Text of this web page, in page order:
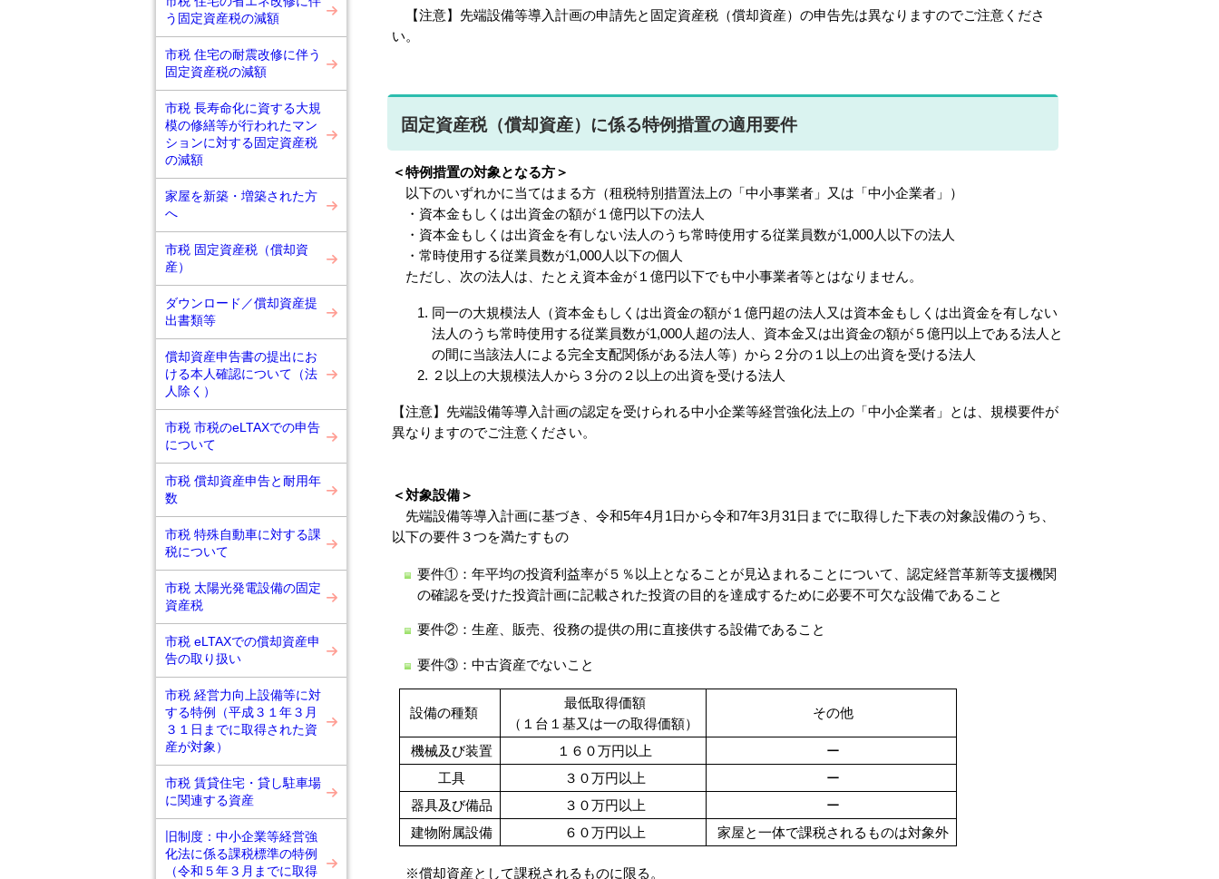
う固定資産税の減額
市税 住宅の耐震改修に伴う
固定資産税の減額
市税 長寿命化に資する大規
模の修繕等が行われたマン
ションに対する固定資産税
の減額
家屋を新築・増築された方
へ
市税 固定資産税（償却資
産）
ダウンロード／償却資産提
出書類等
償却資産申告書の提出にお
ける本人確認について（法
人除く）
市税 市税のeLTAXでの申告
について
市税 償却資産申告と耐用年
数
市税 特殊自動車に対する課
税について
市税 太陽光発電設備の固定
資産税
市税 eLTAXでの償却資産申
告の取り扱い
市税 経営力向上設備等に対
する特例（平成３１年３月
３１日までに取得された資
産が対象）
市税 賃貸住宅・貸し駐車場
に関連する資産
旧制度：中小企業等経営強
化法に係る課税標準の特例
（令和５年３月までに取得
【注意】先端設備等導入計画の申請先と固定資産税（償却資産）の申告先は異なりますのでご注意くださ
い。
固定資産税（償却資産）に係る特例措置の適用要件
＜特例措置の対象となる方＞
以下のいずれかに当てはまる方（租税特別措置法上の「中小事業者」又は「中小企業者」）
・資本金もしくは出資金の額が１億円以下の法人
・資本金もしくは出資金を有しない法人のうち常時使用する従業員数が1,000人以下の法人
・常時使用する従業員数が1,000人以下の個人
ただし、次の法人は、たとえ資本金が１億円以下でも中小事業者等とはなりません。
同一の大規模法人（資本金もしくは出資金の額が１億円超の法人又は資本金もしくは出資金を有しない
法人のうち常時使用する従業員数が1,000人超の法人、資本金又は出資金の額が５億円以上である法人と
の間に当該法人による完全支配関係がある法人等）から２分の１以上の出資を受ける法人
２以上の大規模法人から３分の２以上の出資を受ける法人
【注意】先端設備等導入計画の認定を受けられる中小企業等経営強化法上の「中小企業者」とは、規模要件が
異なりますのでご注意ください。
＜対象設備＞
先端設備等導入計画に基づき、令和5年4月1日から令和7年3月31日までに取得した下表の対象設備のうち、
以下の要件３つを満たすもの
要件①：年平均の投資利益率が５％以上となることが見込まれることについて、認定経営革新等支援機関
の確認を受けた投資計画に記載された投資の目的を達成するために必要不可欠な設備であること
要件②：生産、販売、役務の提供の用に直接供する設備であること
要件③：中古資産でないこと
設備の種類
最低取得価額
（１台１基又は一の取得価額）
その他
機械及び装置 １６０万円以上
ー
工具
３０万円以上
ー
器具及び備品
３０万円以上
ー
建物附属設備
６０万円以上 家屋と一体で課税されるものは対象外
※償却資産として課税されるものに限る。